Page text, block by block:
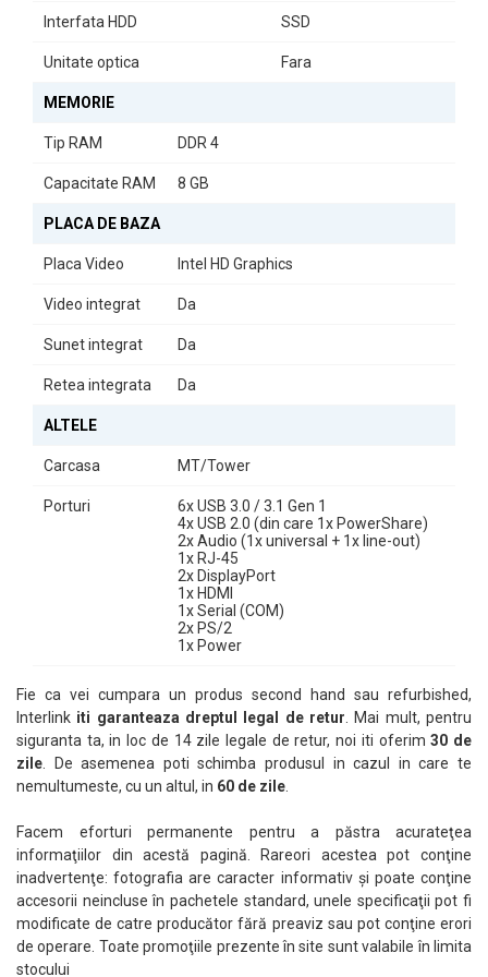
Concluzie
alegerea perfectă pentru cei care caută un echilibru între
performanță și eficiență. Cu specificații tehnice solide și un design
Interfata HDD SSD
Unitate optica Fara
MEMORIE
Tip RAM DDR 4
Capacitate RAM 8 GB
PLACA DE BAZA
Placa Video Intel HD Graphics
Video integrat Da
Sunet integrat Da
Retea integrata Da
ALTELE
Carcasa MT/Tower
Porturi
6x USB 3.0 / 3.1 Gen 1
4x USB 2.0 (din care 1x PowerShare)
2x Audio (1x universal + 1x line-out)
1x RJ-45
2x DisplayPort
1x HDMI
1x Serial (COM)
2x PS/2
1x Power
Fie ca vei cumpara un produs second hand sau refurbished,
Interlink iti garanteaza dreptul legal de retur. Mai mult, pentru
siguranta ta, in loc de 14 zile legale de retur, noi iti oferim30 de
zile. De asemenea poti schimba produsul in cazul in care te
nemultumeste, cu un altul, in 60 de zile.
Facem eforturi permanente pentru a păstra acurateţea
informaţiilor din acestă pagină. Rareori acestea pot conţine
inadvertenţe: fotografia are caracter informativ şi poate conţine
accesorii neincluse în pachetele standard, unele specificaţii pot fi
modificate de catre producător fără preaviz sau pot conţine erori
de operare. Toate promoţiile prezente în site sunt valabile în limita
stocului